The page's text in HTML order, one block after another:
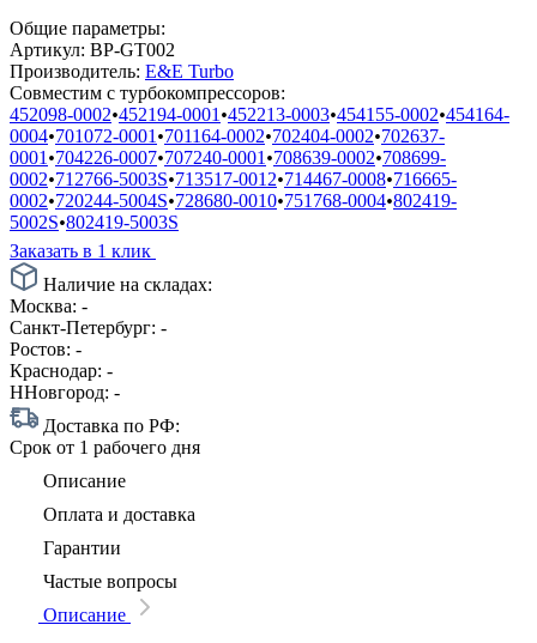
Общие параметры:
Артикул: BP-GT002
Производитель: E&E Turbo
Совместим с турбокомпрессоров:
452098-0002•452194-0001 •452213-0003•454155-0002•454164-
0004•701072-0001 •701164-0002•702404-0002•702637-
0001 •704226-0007•707240-0001 •708639-0002•708699-
0002•712766-5003S•713517-0012•714467-0008•716665-
0002•720244-5004S•728680-0010•751768-0004•802419-
5002S•802419-5003S
Заказать в 1 клик
Наличие на складах:
Москва: -
Санкт-Петербург: -
Ростов: -
Краснодар: -
ННовгород: -
Доставка по РФ:
Срок от 1 рабочего дня
Описание
Оплата и доставка
Гарантии
Частые вопросы
Описание